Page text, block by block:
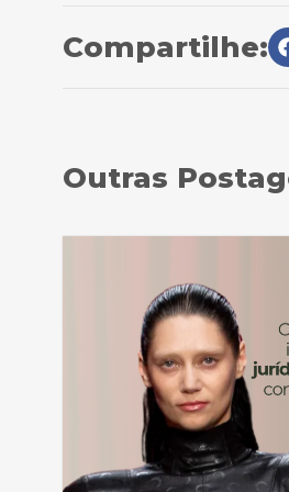
Compartilhe:
Outras